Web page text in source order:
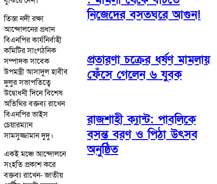
তিস্তা নদী রক্ষা
আন্দোলনের প্রধান
বিএনপির কার্যনির্বাহী
কমিটির সাংগঠনিক
সম্পাদক সাবেক
উপমন্ত্রী আসাদুল হাবীব
দুলুর সভাপতিত্বে
উদ্বোধনী দিনে বিশেষ
অতিথির বক্তব্য রাখেন
বিএনপির ভাইস
চেয়ারম্যান
সামসুজ্জামান দুদু।
একই মঞ্চে আন্দোলনে
সংহতি প্রকাশ করে
বক্তব্য রাখেন- জাতীয়
নিজেদের বসতঘরে আগুন!
প্রতারণা চক্রের ধর্ষণ মামলায়
ফেঁসে গেলেন ৬ যুবক
রাজশাহী ক্যান্ট: পাবলিকে
বসন্ত বরণ ও পিঠা উৎসব
অনুষ্ঠিত